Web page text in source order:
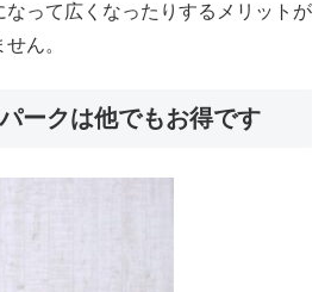
なって広くなったりするメリットが
ん。
ークは他でもお得です